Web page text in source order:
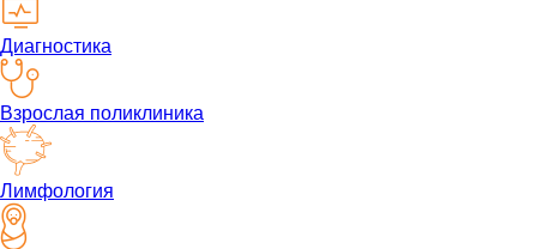
Диагностика
Взрослая поликлиника
Лимфология